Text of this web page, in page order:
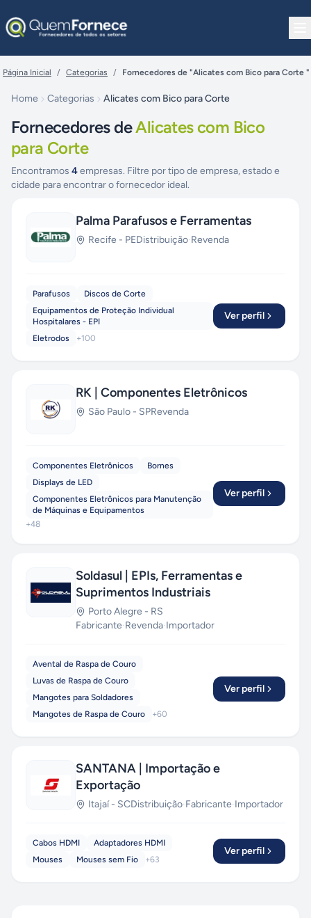
Página Inicial / Categorias / Fornecedores de "Alicates com Bico para Corte "
Home Categorias Alicates com Bico para Corte
Fornecedores deAlicates com Bico
para Corte
Encontramos 4empresas. Filtre por tipo de empresa, estado e
cidade para encontrar o fornecedor ideal.
Palma Parafusos e Ferramentas
Recife - PEDistribuição·Revenda
Parafusos
Discos de Corte
Equipamentos de Proteção Individual
Hospitalares - EPI
Eletrodos
+100
Ver perfil
RK | Componentes Eletrônicos
São Paulo - SPRevenda
Componentes Eletrônicos
Bornes
Displays de LED
Componentes Eletrônicos para Manutenção
de Máquinas e Equipamentos
+48
Ver perfil
Soldasul | EPIs, Ferramentas e
Suprimentos Industriais
Porto Alegre - RS
Fabricante·Revenda·Importador
Avental de Raspa de Couro
Luvas de Raspa de Couro
Mangotes para Soldadores
Mangotes de Raspa de Couro
+60
Ver perfil
SANTANA | Importação e
Exportação
Itajaí- SCDistribuição·Fabricante·Importador
Cabos HDMI
Adaptadores HDMI
Mouses
Mouses sem Fio +63
Ver perfil